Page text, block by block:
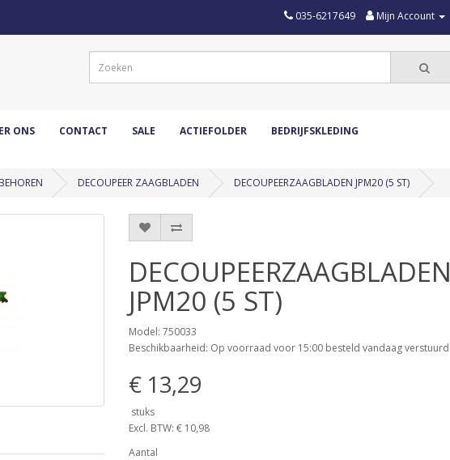
035-6217649 Mijn Account
ONS CONTACT SALE ACTIEFOLDER BEDRIJFSKLEDING
DECOUPEER ZAAGBLADEN DECOUPEERZAAGBLADEN JPM20 (5 ST)
DECOUPEERZAAGBLADEN
JPM20 (5 ST)
Model: 750033
Beschikbaarheid: Op voorraad voor 15:00 besteld vandaag verstuurd
€ 13,29
stuks
Excl. BTW: € 10,98
Aantal